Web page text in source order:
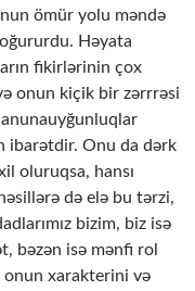
ömür yolu məndə
Həyata
fikirlərinin çox
onun kiçik bir zərrrəsi
ibarətdir. Onu da dərk
oluruqsa, hansı
də elə bu tərzi,
bizim, biz isə
bəzən isə mənfi rol
onun xarakterini və